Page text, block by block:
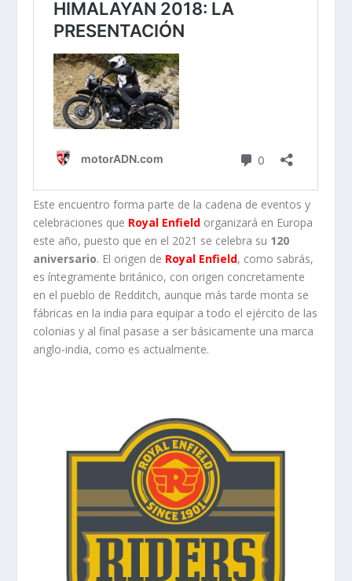
Este encuentro forma parte de la cadena de eventos y
celebraciones que Royal Enfield organizará en Europa
este año, puesto que en el 2021 se celebra su 120
aniversario. El origen de Royal Enfield, como sabrás,
es íntegramente británico, con origen concretamente
en el pueblo de Redditch, aunque más tarde monta se
fábricas en la india para equipar a todo el ejército de las
colonias y al final pasase a ser básicamente una marca
anglo-india, como es actualmente.